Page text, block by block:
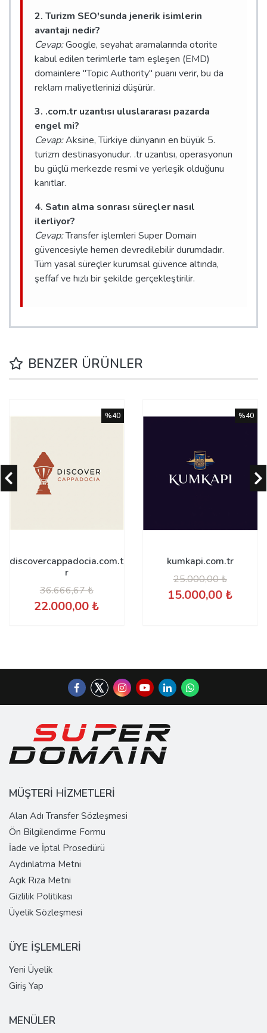
2. Turizm SEO'sunda jenerik isimlerin
avantajı nedir?
Cevap:Google, seyahat aramalarında otorite
kabul edilen terimlerle tam eşleşen (EMD)
domainlere "Topic Authority" puanı verir, bu da
reklam maliyetlerinizi düşürür.
3. .com.tr uzantısı uluslararası pazarda
engel mi?
Cevap:Aksine, Türkiye dünyanın en büyük 5.
turizm destinasyonudur. .tr uzantısı, operasyonun
bu güçlü merkezde resmi ve yerleşik olduğunu
kanıtlar.
4. Satın alma sonrası süreçler nasıl
ilerliyor?
Cevap:Transfer işlemleri Super Domain
güvencesiyle hemen devredilebilir durumdadır.
Tüm yasal süreçler kurumsal güvence altında,
şeffaf ve hızlı bir şekilde gerçekleştirilir.
BENZER ÜRÜNLER
discovercappadocia.com.t
r
36.666,67 ₺
22.000,00 ₺
%40
kumkapi.com.tr
25.000,00 ₺
15.000,00 ₺
%40
MÜŞTERİ HİZMETLERİ
Alan Adı Transfer Sözleşmesi
Ön Bilgilendirme Formu
İade ve İptal Prosedürü
Aydınlatma Metni
Açık Rıza Metni
Gizlilik Politikası
Üyelik Sözleşmesi
ÜYE İŞLEMLERİ
Yeni Üyelik
Giriş Yap
MENÜLER